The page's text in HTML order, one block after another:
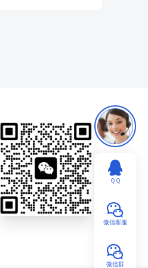
ＱＱ
微信客服
微信群